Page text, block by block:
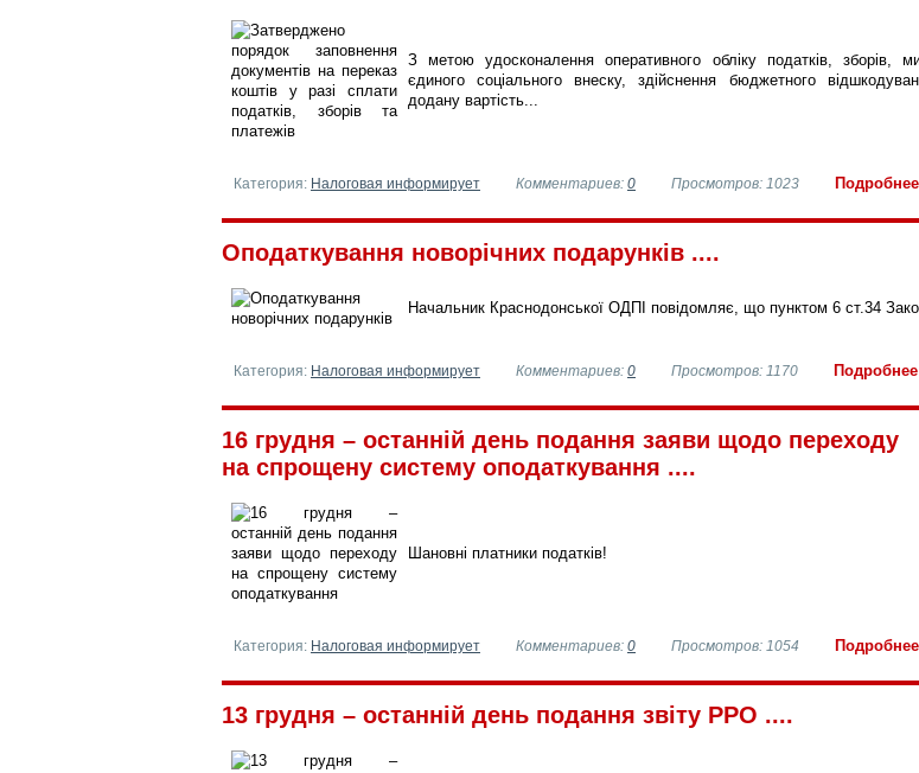
З метою удосконалення оперативного обліку податків, зборів,
єдиного соціального внеску, здійснення бюджетного
додану вартість...
Категория: Налоговая информирует Комментариев: 0 Просмотров: 1023 Подробнее
Оподаткування новорічних подарунків ....
Начальник Краснодонської ОДПІ повідомляє, що пунктом 6 ст.34
Категория: Налоговая информирует Комментариев: 0 Просмотров: 1170 Подробнее
16 грудня – останній день подання заяви щодо переходу
на спрощену систему оподаткування ....
Шановні платники податків!
Категория: Налоговая информирует Комментариев: 0 Просмотров: 1054 Подробнее
13 грудня – останній день подання звіту РРО ....